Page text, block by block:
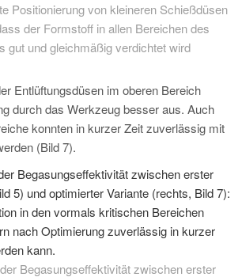
Positionierung von kleineren Schießdüsen
der Formstoff in allen Bereichen des
gut und gleichmäßig verdichtet wird
Entlüftungsdüsen im oberen Bereich
durch das Werkzeug besser aus. Auch
konnten in kurzer Zeit zuverlässig mit
(Bild 7).
Begasungseffektivität zwischen erster